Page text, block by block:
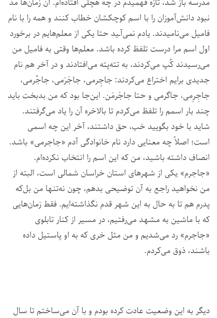
مدرسه باز شد، تازه فهمیدم در چه هچلی افتاده‌ام. آن زمان‌ها مد
نبود دانش‌آموزان را با اسم کوچکشان خطاب کنند و همه را با نام
فامیل می‌نامیدند. یادم نمی‌آـید حتا یکی از معلم‌هایم در برخورد
اول اسم مرا درست تلفظ کرده باشد. معلم‌ها وقتی به فامیل من
می‌رسیدند کُپ می‌کردند، به تته‌پته می‌افتادند و در آخر هم نام
جدیدی برایم اختراع می‌کردند: جاجِرمی، جاجَرَمی، جاجُرمی،
جاجِرِمی، جاگرمی و حتا جاجَرمَن. این‌جا بود که من بدبخت باید
چند بار اسمم را تلفظ می‌کردم تا بالاخره آن را یاد می‌گرفتند.
شاید با خود بگویید خب، حق داشتند، آخر این چه اسمی
است؛ اصلاً چه معنایی دارد نام خانوادگی آدم «جاجرمی» باشد.
انصاف داشته باشید، من که این اسم را انتخاب نکرده‌ام.
«جاجرم» یکی از شهرهای استان خراسان شمالی است، البته از
من نخواهید راجع به آن توضیحی بدهم، چون نه‌تنها من بل‌که
پدرم هم تا به حال به این شهر قدم نگذاشته‌ایم. فقط زمان‌هایی
که با ماشین به مشهد می‌رفتیم، در مسیر از کنار تابلوی
«جاجرم» رد می‌شدیم و من مثل خری که به او پاستیل داده
باشند، ذوق می‌کردم.
دیگر به این وضعیت عادت کرده بودم و با آن می‌ساختم تا سال